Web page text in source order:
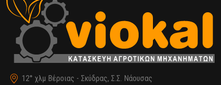
12° χλμ Βέροιας - Σκύδρας, Σ.Σ. Νάουσας